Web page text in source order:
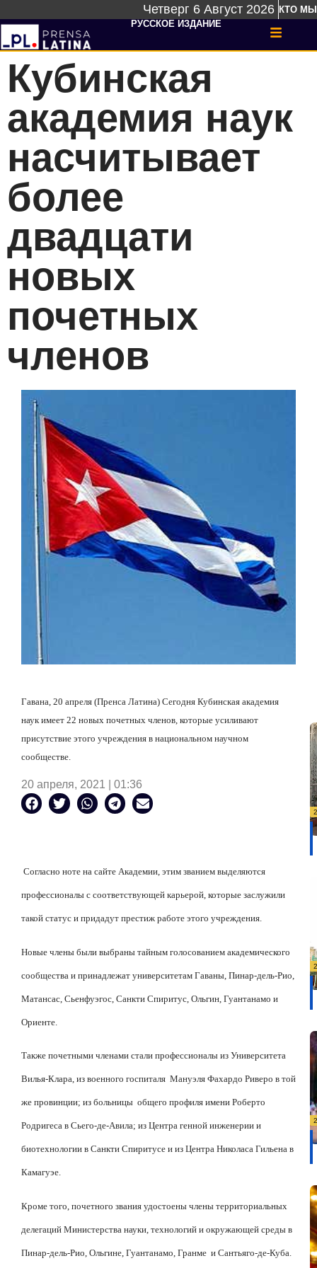
Четверг 6 Август 2026 КТО МЫ
РУССКОЕ ИЗДАНИЕ
Кубинская
академия наук
насчитывает
более
двадцати
новых
почетных
членов
Гавана, 20 апреля (Пренса Латина) Сегодня Кубинская академия
наук имеет 22 новых почетных членов, которые усиливают
присутствие этого учреждения в национальном научном
сообществе.
20 апреля, 2021 | 01:36
Согласно ноте на сайте Академии, этим званием выделяются
профессионалы с соответствующей карьерой, которые заслужили
такой статус и придадут престиж работе этого учреждения.
Новые члены были выбраны тайным голосованием академического
сообщества и принадлежат университетам Гаваны, Пинар-дель-Рио,
Матансас, Сьенфуэгос, Санкти Спиритус, Ольгин, Гуантанамо и
Ориенте.
Также почетными членами стали профессионалы из Университета
Вилья-Клара, из военного госпиталя Мануэля Фахардо Риверо в той
же провинции; из больницы общего профиля имени Роберто
Родригеса в Сьего-де-Авила; из Центра генной инженерии и
биотехнологии в Санкти Спиритусе и из Центра Николаса Гильена в
Камагуэе.
Кроме того, почетного звания удостоены члены территориальных
делегаций Министерства науки, технологий и окружающей среды в
Пинар-дель-Рио, Ольгине, Гуантанамо, Гранме и Сантьяго-де-Куба.